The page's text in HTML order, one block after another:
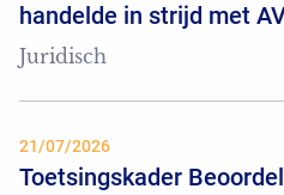
handelde in strijd met
Juridisch
21/07/2026
Toetsingskader